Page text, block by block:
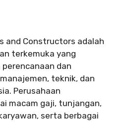
and Constructors adalah
terkemuka yang
dan
teknik, dan
Perusahaan
macam gaji, tunjangan,
serta berbagai